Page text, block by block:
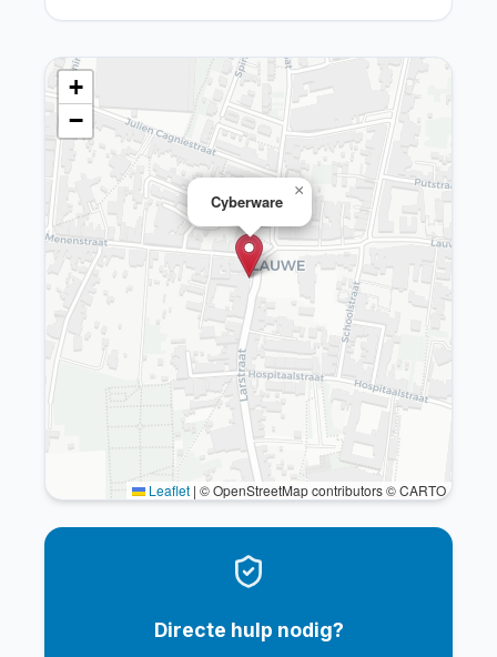
Cyberware
×
+
−
Leaflet | © OpenStreetMap contributors © CARTO
Directe hulp nodig?